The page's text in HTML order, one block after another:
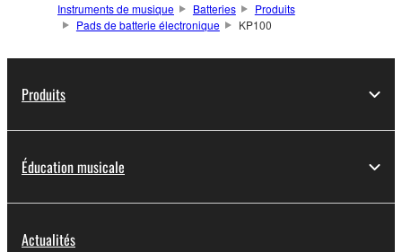
Instruments de musique Batteries
Produits
Pads de batterie électronique
KP100
Produits
Éducation musicale
Actualités